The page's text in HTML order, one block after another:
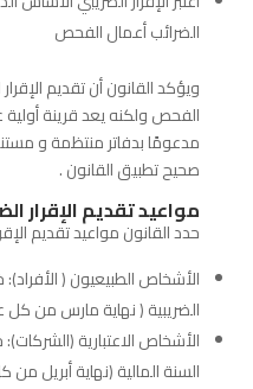
الضرائب أعمال الفحص
ويؤكد القانون أن تقديم
الفحص ولكنه يعد قرينة أولية
مدعومًا بدفاتر منتظمة و
صحيح تطبيق القانون .
مواعيد تقديم الإقرار
حدد القانون مواعيد تقديم
الأشخاص الطبيعيون (
الضريبية ( نهاية مارس من كل
الأشخاص الاعتبارية
السنة المالية (نهاية أبريل من